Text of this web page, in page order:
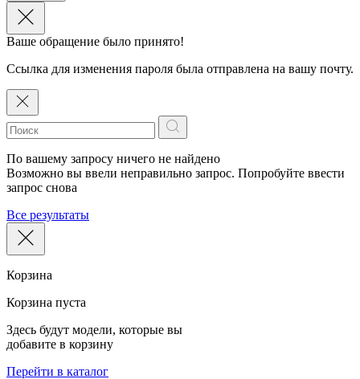
Ваше обращение было принято!
Ссылка для изменения пароля была отправлена на вашу почту.
По вашему запросу ничего не найдено
Возможно вы ввели неправильно запрос. Попробуйте ввести
запрос снова
Все результаты
Корзина
Корзина пуста
Здесь будут модели, которые вы
добавите в корзину
Перейти в каталог